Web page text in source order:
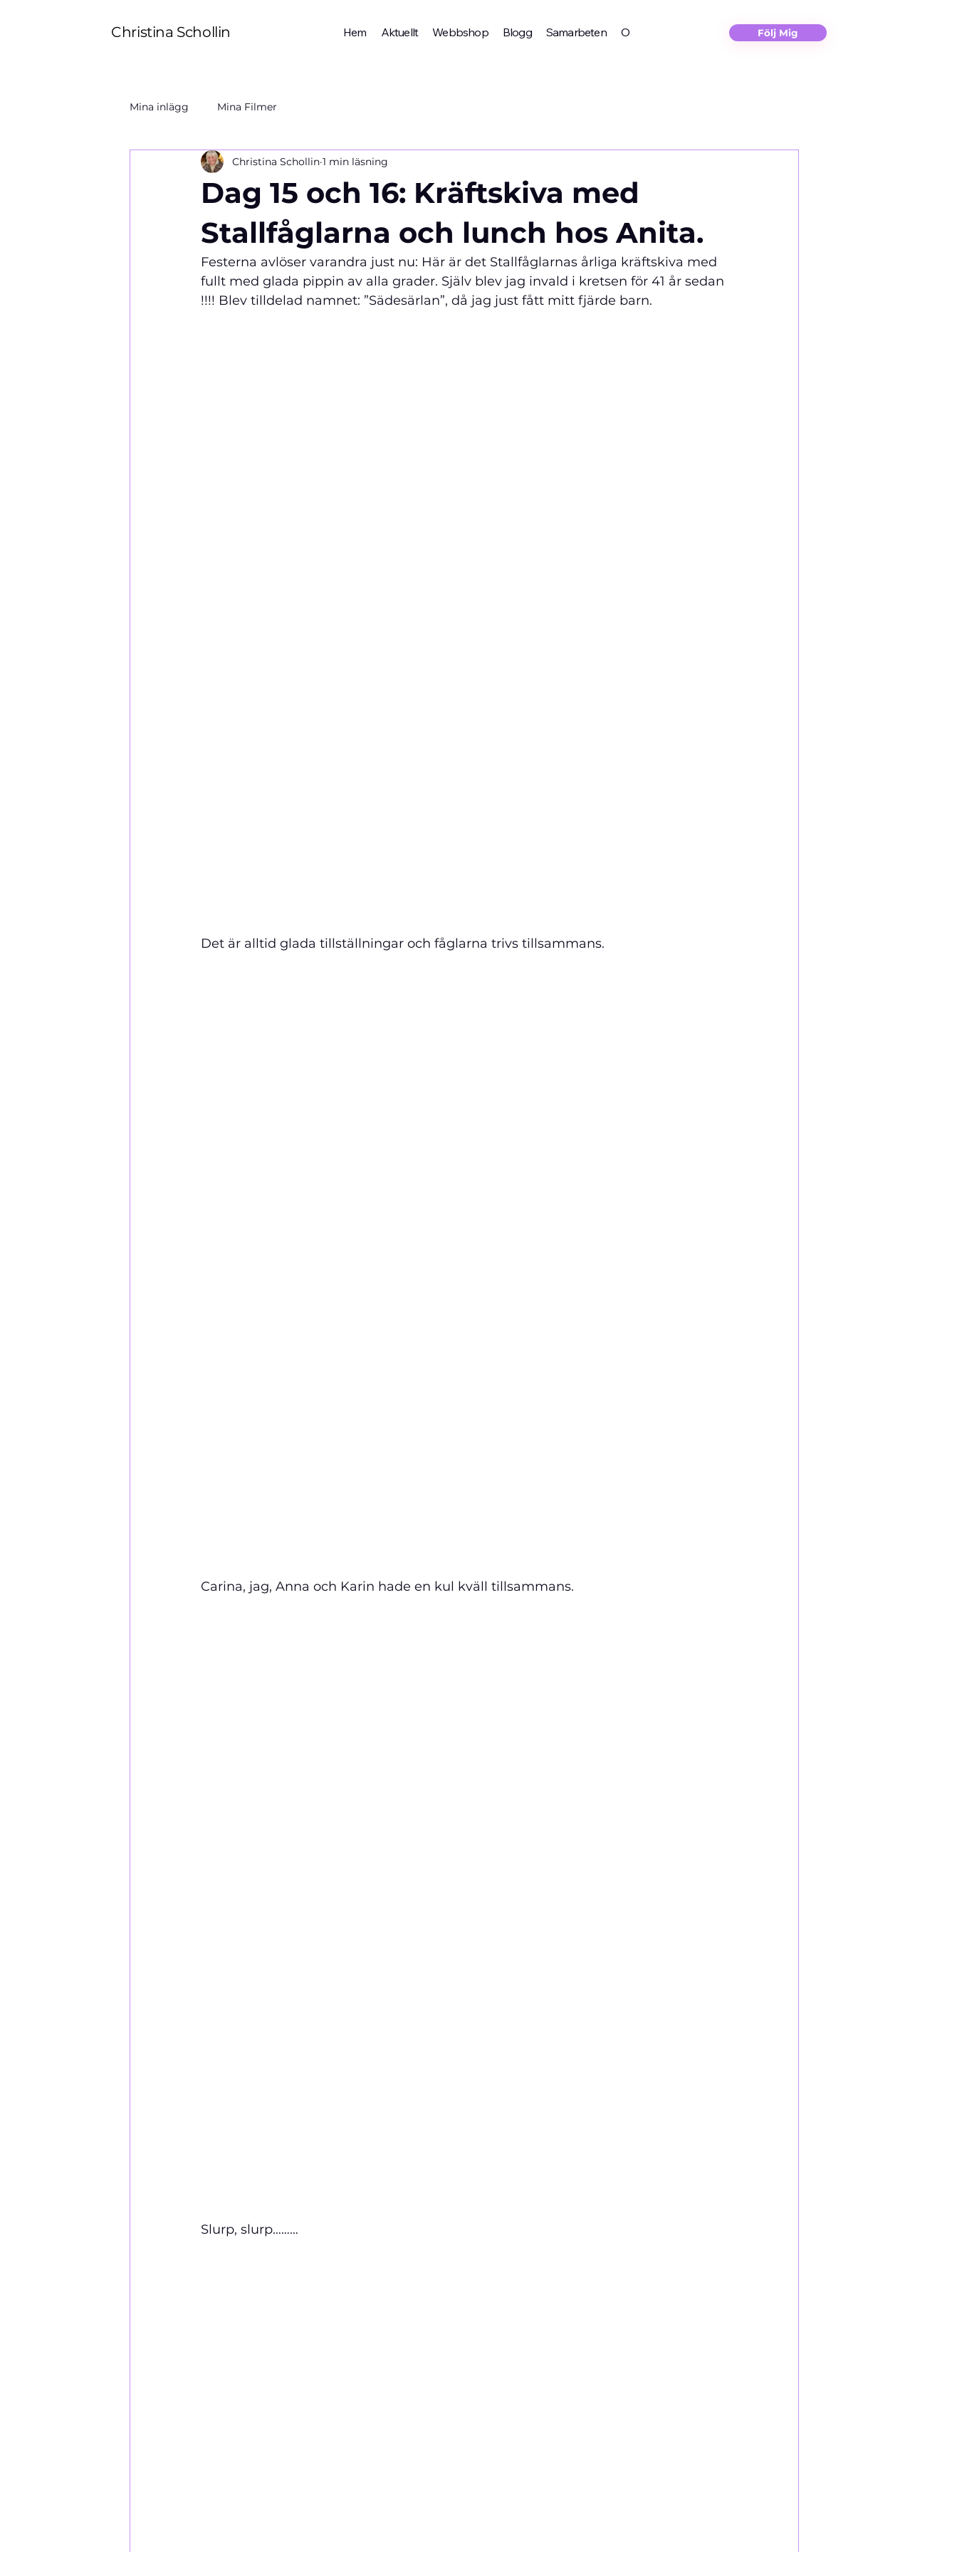
Christina Schollin Hem Aktuellt Webbshop Blogg Samarbeten Om Christina Kontakt Följ Mig
Mina inlägg Mina Filmer
Dag 15 och 16: Kräftskiva med
Stallfåglarna och lunch hos Anita.
Christina Schollin 1 min läsning
Festerna avlöser varandra just nu: Här är det Stallfåglarnas årliga kräftskiva med
fullt med glada pippin av alla grader. Själv blev jag invald i kretsen för 41 år sedan
!!!! Blev tilldelad namnet: ”Sädesärlan”, då jag just fått mitt fjärde barn.
Det är alltid glada tillställningar och fåglarna trivs tillsammans.
Carina, jag, Anna och Karin hade en kul kväll tillsammans.
Slurp, slurp………